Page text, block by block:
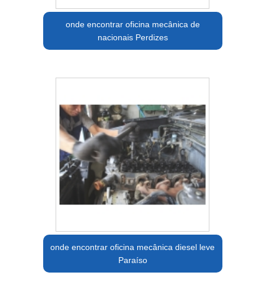
onde encontrar oficina mecânica de
nacionais Perdizes
onde encontrar oficina mecânica diesel leve
Paraíso